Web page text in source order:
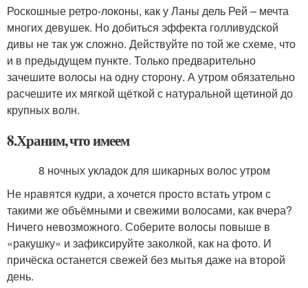
Роскошные ретро-локоны, как у Ланы дель Рей – мечта
многих девушек. Но добиться эффекта голливудской
дивы не так уж сложно. Действуйте по той же схеме, что
и в предыдущем пункте. Только предварительно
зачешите волосы на одну сторону. А утром обязательно
расчешите их мягкой щёткой с натуральной щетиной до
крупных волн.
8.Храним, что имеем
8 ночных укладок для шикарных волос утром
Не нравятся кудри, а хочется просто встать утром с
такими же объёмными и свежими волосами, как вчера?
Ничего невозможного. Соберите волосы повыше в
«ракушку» и зафиксируйте заколкой, как на фото. И
причёска останется свежей без мытья даже на второй
день.